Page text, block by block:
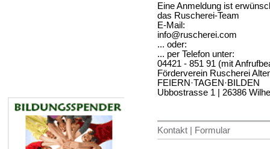
Eine Anmeldung ist
das Ruscherei-Team
E-Mail:
info@ruscherei.com
... oder:
... per Telefon unter:
04421 - 851 91 (mit
Förderverein Ruscherei
FEIERN·TAGEN·BILDEN
Ubbostrasse 1 | 26386
Kontakt | Formular